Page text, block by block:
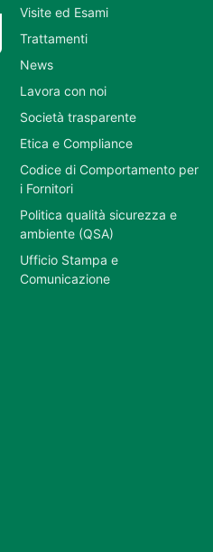
Visite ed Esami
Trattamenti
News
Lavora con noi
Società trasparente
Etica e Compliance
Codice di Comportamento per
i Fornitori
Politica qualità sicurezza e
ambiente (QSA)
Ufficio Stampa e
Comunicazione